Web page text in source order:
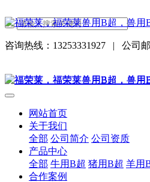
咨询热线：13253331927 | 公司
网站首页
关于我们
全部 公司简介 公司资质
产品中心
全部 牛用B超 猪用B超 羊用
合作案例